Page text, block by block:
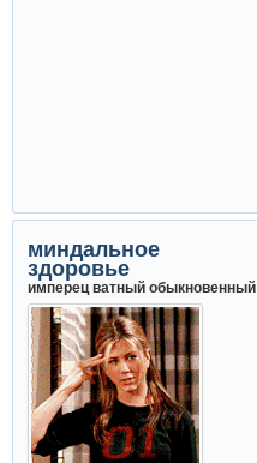
миндальное
здоровье
имперец ватный обыкновенный